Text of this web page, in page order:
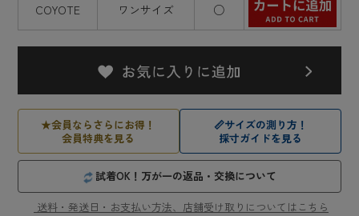
COYOTE
ワンサイズ ○
★会員ならさらにお得！
会員特典を見る
📏サイズの測り方！
採寸ガイドを見る
試着OK！万が一の返品・交換について
送料・発送日・お支払い方法、店舗受け取りについてはこちら